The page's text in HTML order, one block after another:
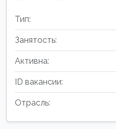
Тип:
Занятость:
Активна:
ID вакансии:
Отрасль: